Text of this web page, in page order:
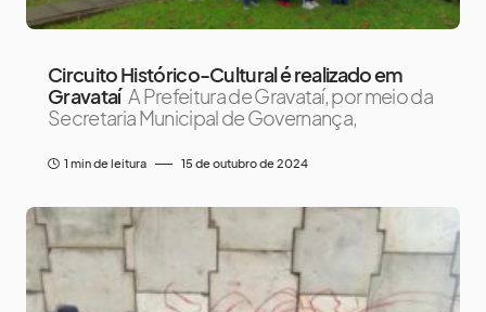
Circuito Histórico-Cultural é realizado em
Gravataí A Prefeitura de Gravataí, por meio da
Secretaria Municipal de Governança,
1 min de leitura 15 de outubro de 2024